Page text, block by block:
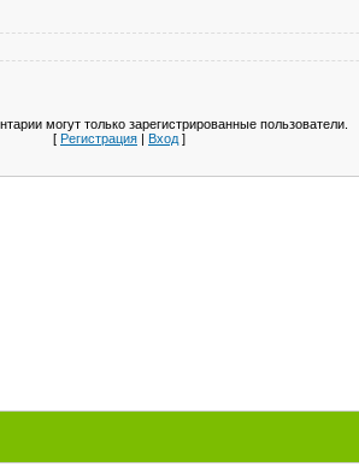
могут только зарегистрированные пользователи.
[ Регистрация | Вход ]